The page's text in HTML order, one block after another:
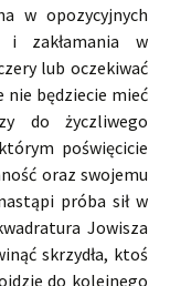
w opozycyjnych
i zakłamania w
lub oczekiwać
nie będziecie mieć
do życzliwego
poświęcicie
oraz swojemu
próba sił w
Jowisza
skrzydła, ktoś
do kolejnego